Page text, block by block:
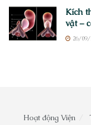
Kích
vật –
26/09/
Hoạt động Viện